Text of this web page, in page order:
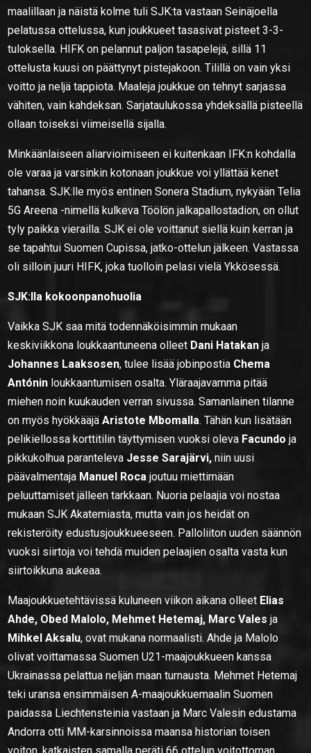
maalillaan ja näistä kolme tuli SJK:ta vastaan Seinäjoella
pelatussa ottelussa, kun joukkueet tasasivat pisteet 3-3-
tuloksella. HIFK on pelannut paljon tasapelejä, sillä 11
ottelusta kuusi on päättynyt pistejakoon. Tilillä on vain yksi
voitto ja neljä tappiota. Maaleja joukkue on tehnyt sarjassa
vähiten, vain kahdeksan. Sarjataulukossa yhdeksällä pisteellä
ollaan toiseksi viimeisellä sijalla.
Minkäänlaiseen aliarvioimiseen ei kuitenkaan IFK:n kohdalla
ole varaa ja varsinkin kotonaan joukkue voi yllättää kenet
tahansa. SJK:lle myös entinen Sonera Stadium, nykyään Telia
5G Areena -nimellä kulkeva Töölön jalkapallostadion, on ollut
tyly paikka vierailla. SJK ei ole voittanut siellä kuin kerran ja
se tapahtui Suomen Cupissa, jatko-ottelun jälkeen. Vastassa
oli silloin juuri HIFK, joka tuolloin pelasi vielä Ykkösessä.
SJK:lla kokoonpanohuolia
Vaikka SJK saa mitä todennäköisimmin mukaan
keskiviikkona loukkaantuneena olleet Dani Hatakan ja
Johannes Laaksosen, tulee lisää jobinpostia Chema
Antónin loukkaantumisen osalta. Yläraajavamma pitää
miehen noin kuukauden verran sivussa. Samanlainen tilanne
on myös hyökkääjäAristote Mbomalla. Tähän kun lisätään
pelikiellossa korttitilin täyttymisen vuoksi oleva Facundo ja
pikkukolhua paranteleva Jesse Sarajärvi, niin uusi
päävalmentaja Manuel Roca joutuu miettimään
peluuttamiset jälleen tarkkaan. Nuoria pelaajia voi nostaa
mukaan SJK Akatemiasta, mutta vain jos heidät on
rekisteröity edustusjoukkueeseen. Palloliiton uuden säännön
vuoksi siirtoja voi tehdä muiden pelaajien osalta vasta kun
siirtoikkuna aukeaa.
Maajoukkuetehtävissä kuluneen viikon aikana olleet Elias
Ahde, Obed Malolo, Mehmet Hetemaj, Marc Vales ja
Mihkel Aksalu, ovat mukana normaalisti. Ahde ja Malolo
olivat voittamassa Suomen U21-maajoukkueen kanssa
Ukrainassa pelattua neljän maan turnausta. Mehmet Hetemaj
teki uransa ensimmäisen A-maajoukkuemaalin Suomen
paidassa Liechtensteinia vastaan ja Marc Valesin edustama
Andorra otti MM-karsinnoissa maansa historian toisen
voiton, katkaisten samalla peräti 66 ottelun voitottoman